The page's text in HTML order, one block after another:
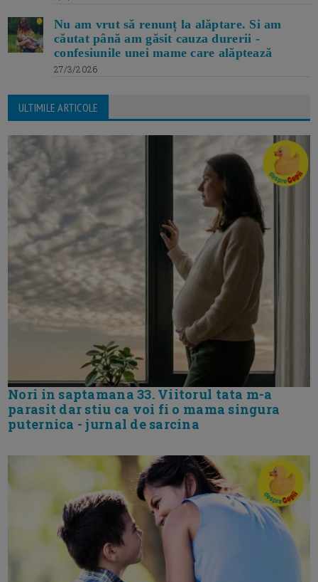
Nu am vrut să renunț la alăptare. Si am
căutat până am găsit cauza durerii -
confesiunile unei mame care alăptează
27/3/2026
ULTIMILE ARTICOLE
Nori in saptamana 33. Viitorul tata m-a
parasit dar stiu ca voi fi o mama singura
puternica - jurnal de sarcina